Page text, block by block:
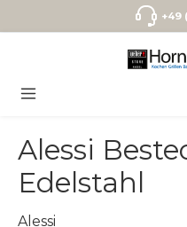
Zum Hauptinhalt +49
Alessi
Edelstahl
Alessi